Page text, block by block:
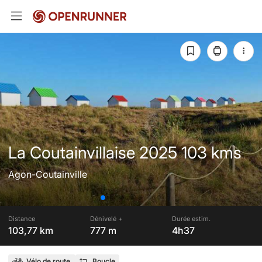
La Coutainvillaise 2025 103 kms
Agon-Coutainville
Distance
103,77 km
Dénivelé +
777 m
Durée estim.
4h37